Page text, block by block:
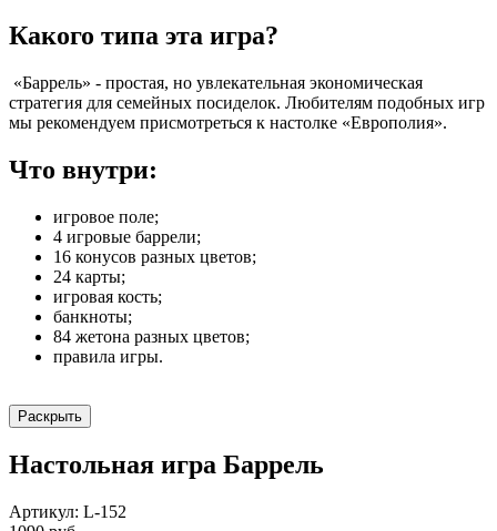
Какого типа эта игра?
«Баррель» - простая, но увлекательная экономическая
стратегия для семейных посиделок. Любителям подобных игр
мы рекомендуем присмотреться к настолке «Европолия».
Что внутри:
игровое поле;
4 игровые баррели;
16 конусов разных цветов;
24 карты;
игровая кость;
банкноты;
84 жетона разных цветов;
правила игры.
Раскрыть
Настольная игра Баррель
Артикул: L-152